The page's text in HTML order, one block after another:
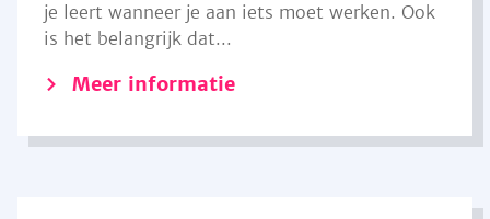
je leert wanneer je aan iets moet werken. Ook
is het belangrijk dat...
Meer informatie